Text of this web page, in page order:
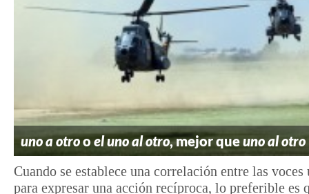
uno a otrooel uno al otro, mejor queuno al otro
Cuando se establece una correlación entre las
para expresar una acción recíproca, lo preferible es